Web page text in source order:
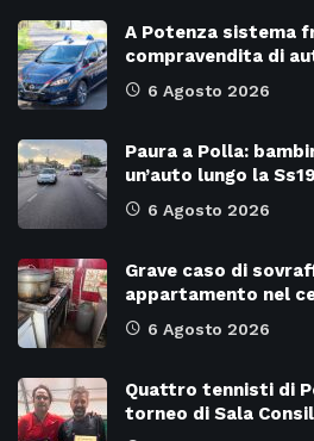
A Potenza sistema
compravendita di
6 Agosto 2026
Paura a Polla:
un’auto lungo la Ss19
6 Agosto 2026
Grave caso di
appartamento nel
6 Agosto 2026
Quattro tennisti di
torneo di Sala